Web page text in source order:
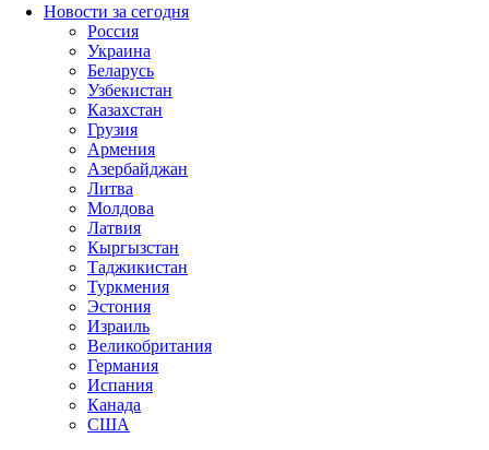
Новости за сегодня
Россия
Украина
Беларусь
Узбекистан
Казахстан
Грузия
Армения
Азербайджан
Литва
Молдова
Латвия
Кыргызстан
Таджикистан
Туркмения
Эстония
Израиль
Великобритания
Германия
Испания
Канада
США